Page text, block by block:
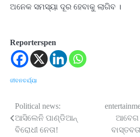
ଅନେକ ସମସ୍ୟା ଦୂର ହେବାକୁ ଲାଗିବ ।
Reporterspen
ଜୀବନଚର୍ଯ୍ୟା
Post
navigation
Political news:
ଆସିଲେନି ପାଣ୍ଡିଆନ୍
ବିରୋଧୀ ନେତା!
ଆବେଗ